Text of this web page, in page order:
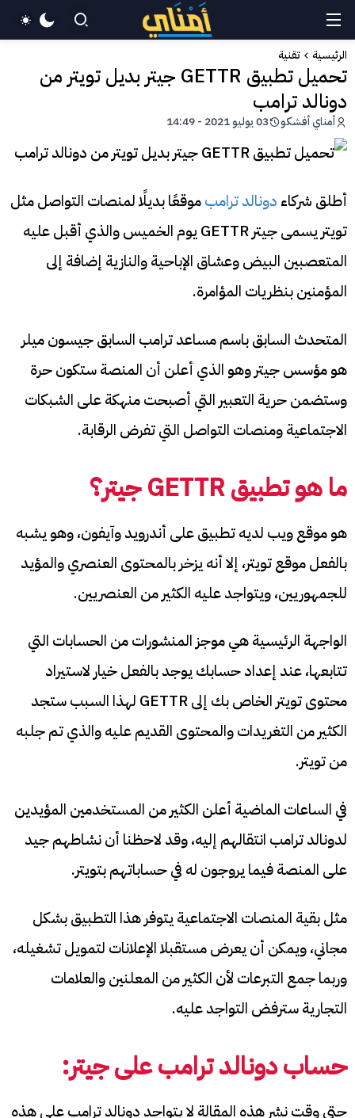
الرئيسية تقنية
تحميل تطبيق GETTR جيتر بديل تويتر من
دونالد ترامب
أمناي أفشكو 03 يوليو 2021 - 14:49
أطلق شركاء دونالد ترامبموقعًا بديلًا لمنصات التواصل مثل
تويتر يسمى جيتر GETTR يوم الخميس والذي أقبل عليه
المتعصبين البيض وعشاق الإباحية والنازية إضافة إلى
المؤمنين بنظريات المؤامرة.
المتحدث السابق باسم مساعد ترامب السابق جيسون ميلر
هو مؤسس جيتر وهو الذي أعلن أن المنصة ستكون حرة
وستضمن حرية التعبير التي أصبحت منهكة على الشبكات
الاجتماعية ومنصات التواصل التي تفرض الرقابة.
ما هو تطبيقGETTRجيتر؟
هو موقع ويب لديه تطبيق على أندرويد وآيفون، وهو يشبه
بالفعل موقع تويتر، إلا أنه يزخر بالمحتوى العنصري والمؤيد
للجمهوريين، ويتواجد عليه الكثير من العنصريين.
الواجهة الرئيسية هي موجز المنشورات من الحسابات التي
تتابعها، عند إعداد حسابك يوجد بالفعل خيار لاستيراد
محتوى تويتر الخاص بك إلى GETTR لهذا السبب ستجد
الكثير من التغريدات والمحتوى القديم عليه والذي تم جلبه
من تويتر.
في الساعات الماضية أعلن الكثير من المستخدمين المؤيدين
لدونالد ترامب انتقالهم إليه، وقد لاحظنا أن نشاطهم جيد
على المنصة فيما يروجون له في حساباتهم بتويتر.
مثل بقية المنصات الاجتماعية يتوفر هذا التطبيق بشكل
مجاني، ويمكن أن يعرض مستقبلا الإعلانات لتمويل تشغيله،
وربما جمع التبرعات لأن الكثير من المعلنين والعلامات
التجارية سترفض التواجد عليه.
حساب دونالد ترامب على جيتر:
حتى وقت نشر هذه المقالة لا يتواجد دونالد ترامب على هذه